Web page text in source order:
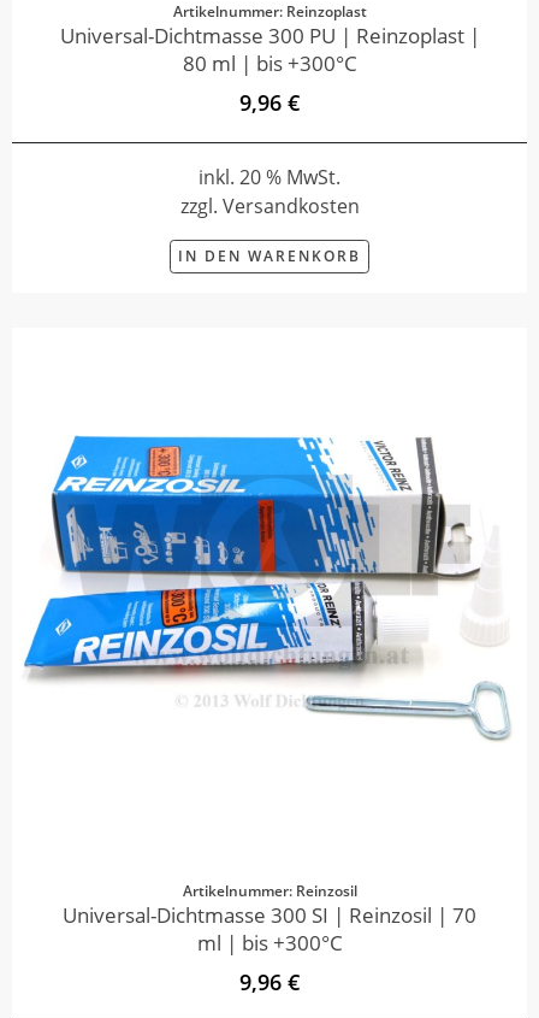
Artikelnummer: Reinzoplast
Universal-Dichtmasse 300 PU | Reinzoplast |
80 ml | bis +300°C
9,96 €
inkl. 20 % MwSt.
zzgl. Versandkosten
IN DEN WARENKORB
Artikelnummer: Reinzosil
Universal-Dichtmasse 300 SI | Reinzosil | 70
ml | bis +300°C
9,96 €